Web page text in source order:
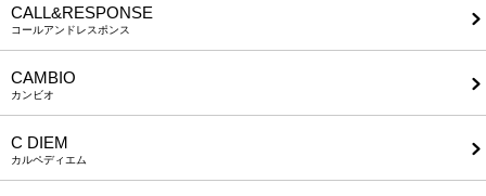
CALL&RESPONSE
コールアンドレスポンス
CAMBIO
カンビオ
C DIEM
カルペディエム